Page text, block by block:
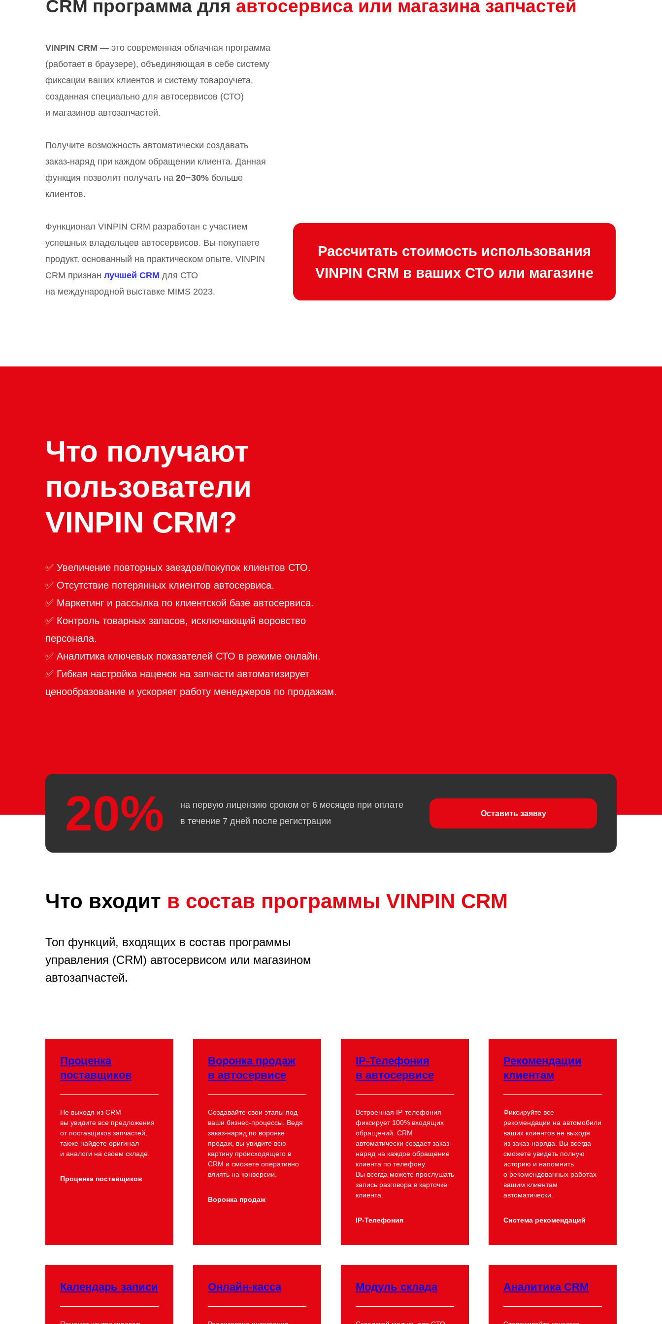
VINPIN CRM — это современная облачная программа
(работает в браузере), объединяющая в себе систему
фиксации ваших клиентов и систему товароучета,
созданная специально для автосервисов (СТО)
и магазинов автозапчастей.
Получите возможность автоматически создавать
заказ-наряд при каждом обращении клиента. Данная
функция позволит получать на 20−30% больше
клиентов.
Функционал VINPIN CRM разработан с участием
успешных владельцев автосервисов. Вы покупаете
продукт, основанный на практическом опыте. VINPIN
CRM признан лучшей CRM для СТО
на международной выставке MIMS 2023.
CRM программа для автосервиса или магазина запчастей
Рассчитать стоимость использования
VINPIN CRM в ваших СТО или магазине
Что получают
пользователи
VINPIN CRM?
✅ Увеличение повторных заездов/покупок клиентов СТО.
✅ Отсутствие потерянных клиентов автосервиса.
✅ Маркетинг и рассылка по клиентской базе автосервиса.
✅ Контроль товарных запасов, исключающий воровство
персонала.
✅ Аналитика ключевых показателей СТО в режиме онлайн.
✅ Гибкая настройка наценок на запчасти автоматизирует
ценообразование и ускоряет работу менеджеров по продажам.
20%
на первую лицензию сроком от 6 месяцев при оплате
в течение 7 дней после регистрации
Оставить заявку
Что входит в состав программы VINPIN CRM
Топ функций, входящих в состав программы
управления (CRM) автосервисом или магазином
автозапчастей.
Проценка
поставщиков
Не выходя из СRM
вы увидите все предложения
от поставщиков запчастей,
также найдете оригинал
и аналоги на своем складе.
Проценка поставщиков
Воронка продаж
в автосервисе
Создавайте свои этапы под
ваши бизнес-процессы. Ведя
заказ-наряд по воронке
продаж, вы увидите всю
картину происходящего в
CRM и сможете оперативно
влиять на конверсии.
Воронка продаж
IP-Телефония
в автосервисе
Встроенная IP-телефония
фиксирует 100% входящих
обращений. CRM
автоматически создает заказ-
наряд на каждое обращение
клиента по телефону.
Вы всегда можете прослушать
запись разговора в карточке
клиента.
IP-Телефония
Рекомендации
клиентам
Фиксируйте все
рекомендации на автомобили
ваших клиентов не выходя
из заказ-наряда. Вы всегда
сможете увидеть полную
историю и напомнить
о рекомендованных работах
вашим клиентам
автоматически.
Система рекомендаций
Календарь записи Онлайн-касса Модуль склада Аналитика CRM